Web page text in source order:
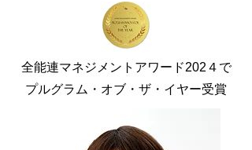
全能連マネジメントアワード202４で
プルグラム・オブ・ザ・イヤー受賞